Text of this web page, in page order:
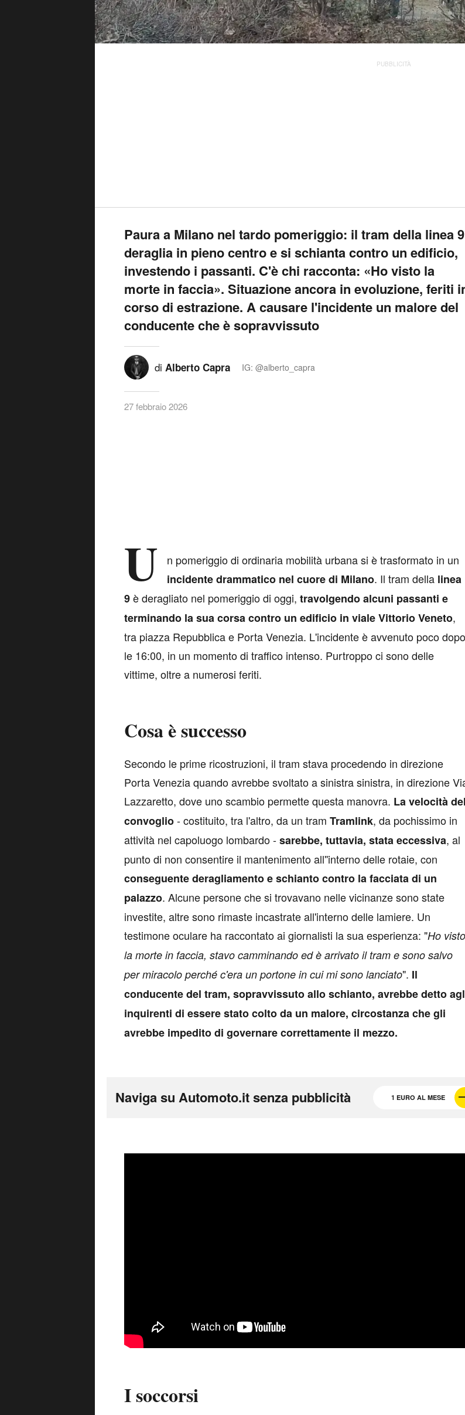
PUBBLICITÀ
Paura a Milano nel tardo pomeriggio: il tram della linea 9
deraglia in pieno centro e si schianta contro un edificio,
investendo i passanti. C'è chi racconta: «Ho visto la
morte in faccia». Situazione ancora in evoluzione, feriti
corso di estrazione. A causare l'incidente un malore del
conducente che è sopravvissuto
di Alberto Capra IG: @alberto_capra
27 febbraio 2026
U
n pomeriggio di ordinaria mobilità urbana si è trasformato in un
incidente drammatico nel cuore di Milano. Il tram della linea
9è deragliato nel pomeriggio di oggi, travolgendo alcuni passanti e
terminando la sua corsa contro un edificio in viale Vittorio Veneto,
tra piazza Repubblica e Porta Venezia. L'incidente è avvenuto poco dopo
le 16:00, in un momento di traffico intenso. Purtroppo ci sono delle
vittime, oltre a numerosi feriti.
Cosa è successo
Secondo le prime ricostruzioni, il tram stava procedendo in direzione
Porta Venezia quando avrebbe svoltato a sinistra sinistra, in direzione
Lazzaretto, dove uno scambio permette questa manovra. La velocità del
convoglio- costituito, tra l'altro, da un tram Tramlink, da pochissimo in
attività nel capoluogo lombardo -sarebbe, tuttavia, stata eccessiva, al
punto di non consentire il mantenimento all''interno delle rotaie, con
conseguente deragliamento e schianto contro la facciata di un
palazzo. Alcune persone che si trovavano nelle vicinanze sono state
investite, altre sono rimaste incastrate all'interno delle lamiere. Un
testimone oculare ha raccontato ai giornalisti la sua esperienza: "Ho visto
la morte in faccia, stavo camminando ed è arrivato il tram e sono salvo
per miracolo perché c'era un portone in cui mi sono lanciato". Il
conducente del tram, sopravvissuto allo schianto, avrebbe detto
inquirenti di essere stato colto da un malore, circostanza che gli
avrebbe impedito di governare correttamente il mezzo.
Naviga su Automoto.it senza pubblicità 1 EURO AL MESE
I soccorsi